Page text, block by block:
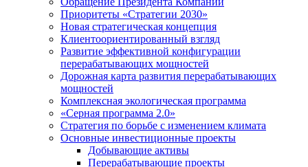
Приоритеты «Стратегии 2030»
Новая стратегическая концепция
Клиентоориентированный взгляд
Развитие эффективной конфигурации
перерабатывающих мощностей
Дорожная карта развития перерабатывающих
мощностей
Комплексная экологическая программа
«Серная программа 2.0»
Стратегия по борьбе с изменением климата
Основные инвестиционные проекты
Добывающие активы
Перерабатывающие проекты